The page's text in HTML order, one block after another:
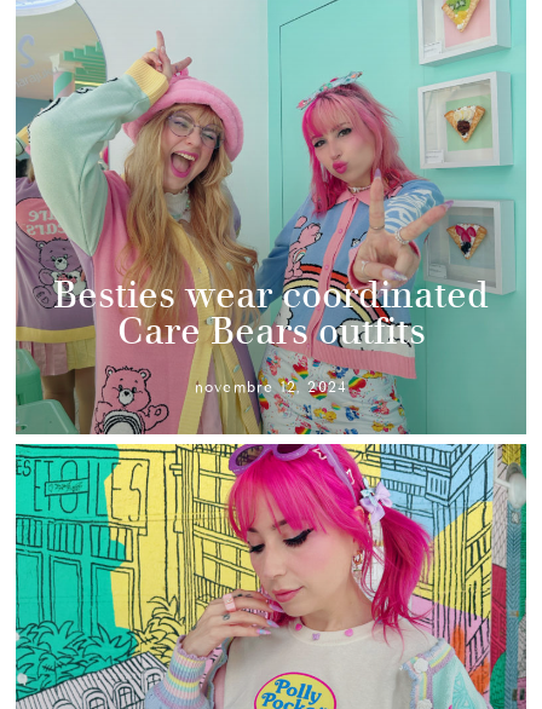
Besties wear coordinated
Care Bears outfits
novembre 12, 2024